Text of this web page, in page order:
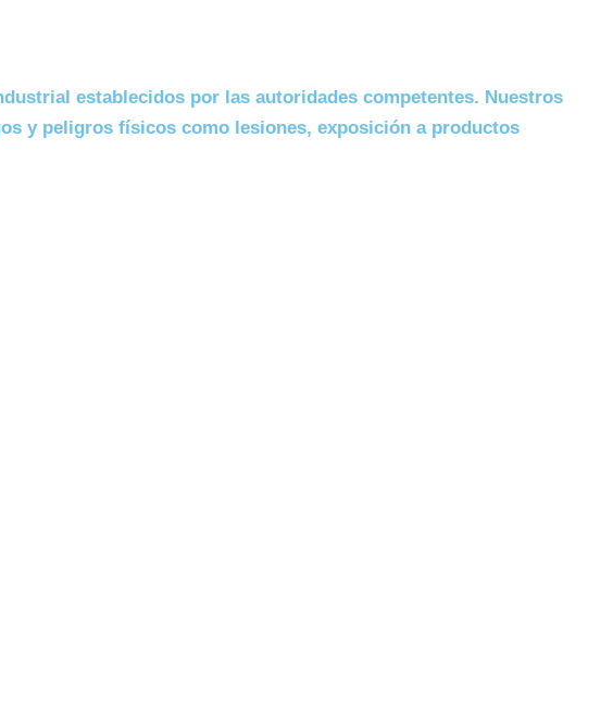
establecidos por las autoridades competentes. Nuestros
y peligros físicos como lesiones, exposición a productos